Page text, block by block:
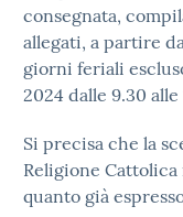
consegnata,
allegati, a partire
giorni feriali
2024 dalle 9.30 alle
Si precisa che la
Religione
quanto già